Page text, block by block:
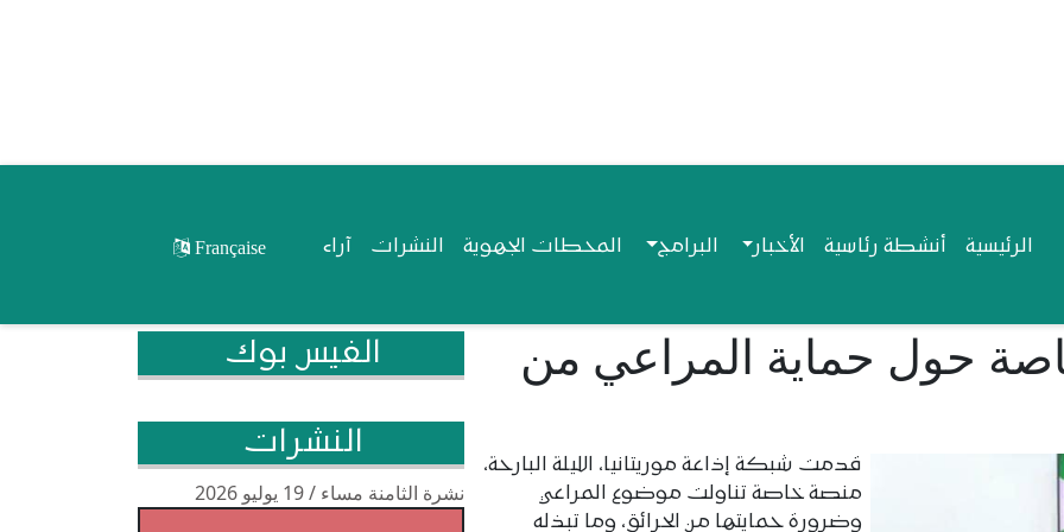
Navigationالرئيسية أنشطة رئاسية الأخبار البرامج المحطات الجهوية النشرات آراء Française
حول حماية المراعي من
قدمت شبكة إذاعة موريتانيا، الليلة البارحة،
منصة خاصة تناولت موضوع المراعي
وضرورة حمايتها من الحرائق، وما تبذله
الفيس بوك
النشرات
نشرة الثامنة مساء / 19 يوليو 2026